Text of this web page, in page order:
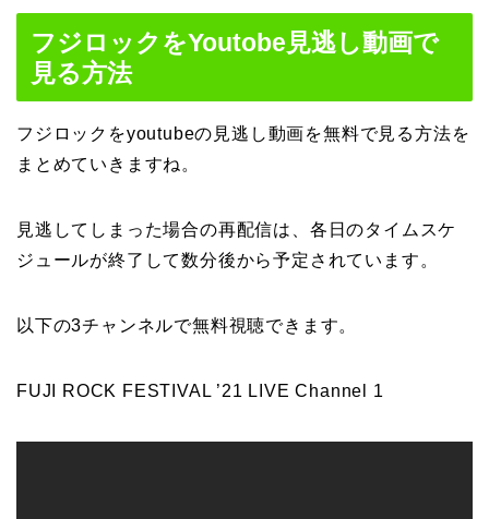
フジロックをYoutobe見逃し動画で
見る方法
フジロックをyoutubeの見逃し動画を無料で見る方法を
まとめていきますね。
見逃してしまった場合の再配信は、各日のタイムスケ
ジュールが終了して数分後から予定されています。
以下の3チャンネルで無料視聴できます。
FUJI ROCK FESTIVAL ’21 LIVE Channel 1